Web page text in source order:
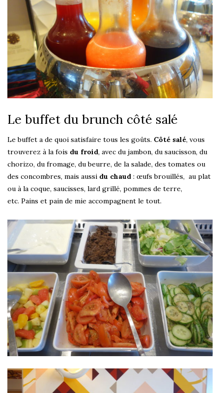
Le buffet du brunch côté salé
Le buffet a de quoi satisfaire tous les goûts. Côté salé, vous
trouverez à la fois du froid, avec du jambon, du saucisson, du
chorizo, du fromage, du beurre, de la salade, des tomates ou
des concombres, mais aussi du chaud : œufs brouillés, au plat
ou à la coque, saucisses, lard grillé, pommes de terre,
etc. Pains et pain de mie accompagnent le tout.